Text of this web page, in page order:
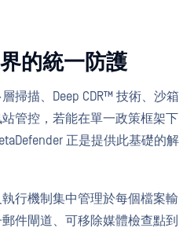
的統一防護
掃描、Deep CDR™ 技術、沙箱
管控，若能在單一政策框架下
正是提供此基礎的解
行機制集中管理於每個檔案輸
件閘道、可移除媒體檢查點到